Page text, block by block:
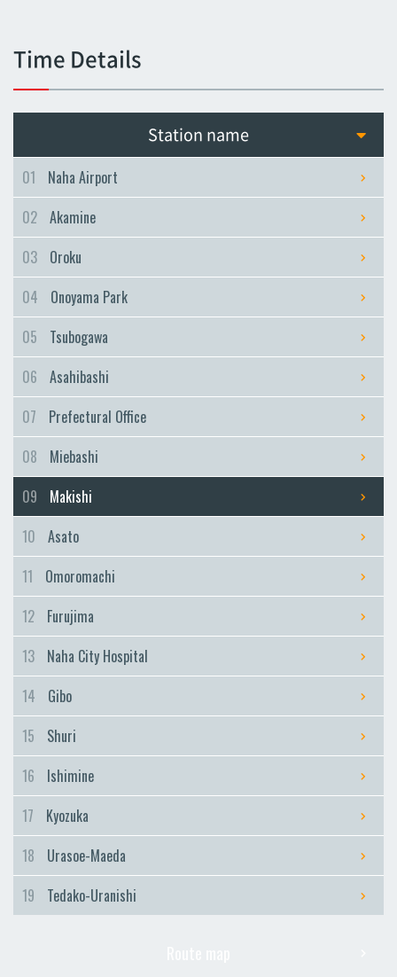
Asato
Naha City Hospital
Ishimine
Tedako-Uranishi
Asahibashi
Prefectural Office
Miebashi
Omoromachi
Gibo
Kyozuka
Time Details
Station name
01
Naha Airport
02 Akamine
03
Oroku
04
Onoyama Park
05
Tsubogawa
06
Asahibashi
07
Prefectural Office
08
Miebashi
09
Makishi
10
Asato
11
Omoromachi
12
Furujima
13
Naha City Hospital
14
Gibo
15
Shuri
16
Ishimine
17
Kyozuka
18
Urasoe-Maeda
19
Tedako-Uranishi